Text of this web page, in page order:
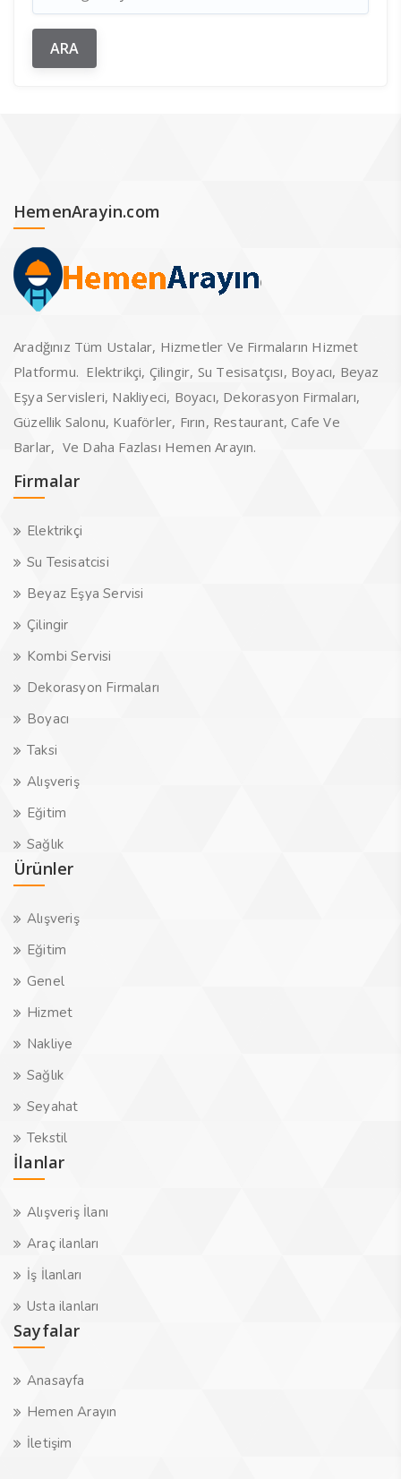
HemenArayin.com
Aradğınız Tüm Ustalar, Hizmetler Ve Firmaların Hizmet
Platformu. Elektrikçi, Çilingir, Su Tesisatçısı, Boyacı, Beyaz
Eşya Servisleri, Nakliyeci, Boyacı, Dekorasyon Firmaları,
Güzellik Salonu, Kuaförler, Fırın, Restaurant, Cafe Ve
Barlar, Ve Daha Fazlası Hemen Arayın.
Firmalar
Elektrikçi
Su Tesisatcisi
Beyaz Eşya Servisi
Çilingir
Kombi Servisi
Dekorasyon Firmaları
Boyacı
Taksi
Alışveriş
Eğitim
Sağlık
Ürünler
Alışveriş
Eğitim
Genel
Hizmet
Nakliye
Sağlık
Seyahat
Tekstil
İlanlar
Alışveriş İlanı
Araç ilanları
İş İlanları
Usta ilanları
Sayfalar
Anasayfa
Hemen Arayın
İletişim